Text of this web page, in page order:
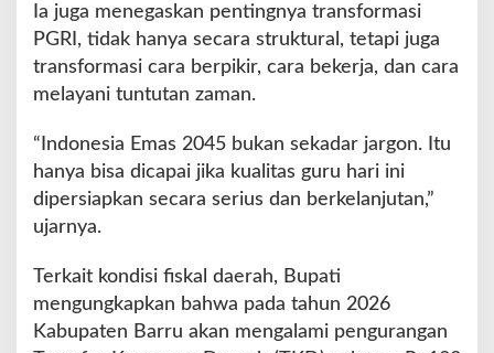
n
d
n
s
a
s
Ia juga menegaskan pentingnya transformasi
PGRI, tidak hanya secara struktural, tetapi juga
transformasi cara berpikir, cara bekerja, dan cara
melayani tuntutan zaman.
“Indonesia Emas 2045 bukan sekadar jargon. Itu
hanya bisa dicapai jika kualitas guru hari ini
dipersiapkan secara serius dan berkelanjutan,”
ujarnya.
Terkait kondisi fiskal daerah, Bupati
mengungkapkan bahwa pada tahun 2026
Kabupaten Barru akan mengalami pengurangan